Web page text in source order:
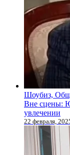
Шоубиз,
Вне сцены:
увлечении
22 февраля,